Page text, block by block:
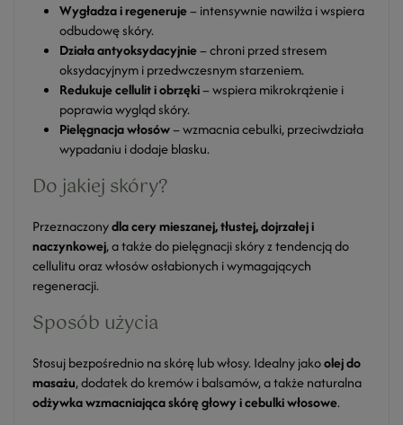
Wygładza i regeneruje– intensywnie nawilża i wspiera
odbudowę skóry.
Działa antyoksydacyjnie– chroni przed stresem
oksydacyjnym i przedwczesnym starzeniem.
Redukuje cellulit i obrzęki– wspiera mikrokrążenie i
poprawia wygląd skóry.
Pielęgnacja włosów– wzmacnia cebulki, przeciwdziała
wypadaniu i dodaje blasku.
Do jakiej skóry?
Przeznaczonydla cery mieszanej, tłustej, dojrzałej i
naczynkowej, a także do pielęgnacji skóry z tendencją do
cellulitu oraz włosów osłabionych i wymagających
regeneracji.
Sposób użycia
Stosuj bezpośrednio na skórę lub włosy. Idealny jakoolej do
masażu, dodatek do kremów i balsamów, a także naturalna
odżywka wzmacniająca skórę głowy i cebulki włosowe.